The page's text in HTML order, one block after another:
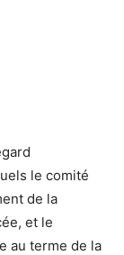
le comité
de la
et le
au terme de la